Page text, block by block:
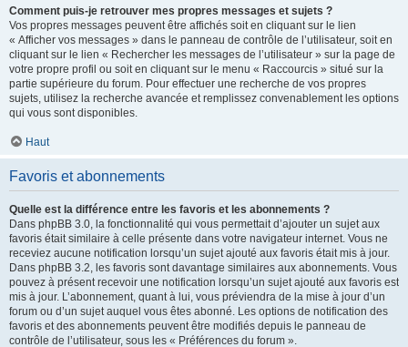
Comment puis-je retrouver mes propres messages et sujets ?
Vos propres messages peuvent être affichés soit en cliquant sur le lien
« Afficher vos messages » dans le panneau de contrôle de l’utilisateur, soit en
cliquant sur le lien « Rechercher les messages de l’utilisateur » sur la page de
votre propre profil ou soit en cliquant sur le menu « Raccourcis » situé sur la
partie supérieure du forum. Pour effectuer une recherche de vos propres
sujets, utilisez la recherche avancée et remplissez convenablement les options
qui vous sont disponibles.
Haut
Favoris et abonnements
Quelle est la différence entre les favoris et les abonnements ?
Dans phpBB 3.0, la fonctionnalité qui vous permettait d’ajouter un sujet aux
favoris était similaire à celle présente dans votre navigateur internet. Vous ne
receviez aucune notification lorsqu’un sujet ajouté aux favoris était mis à jour.
Dans phpBB 3.2, les favoris sont davantage similaires aux abonnements. Vous
pouvez à présent recevoir une notification lorsqu’un sujet ajouté aux favoris est
mis à jour. L’abonnement, quant à lui, vous préviendra de la mise à jour d’un
forum ou d’un sujet auquel vous êtes abonné. Les options de notification des
favoris et des abonnements peuvent être modifiés depuis le panneau de
contrôle de l’utilisateur, sous les « Préférences du forum ».